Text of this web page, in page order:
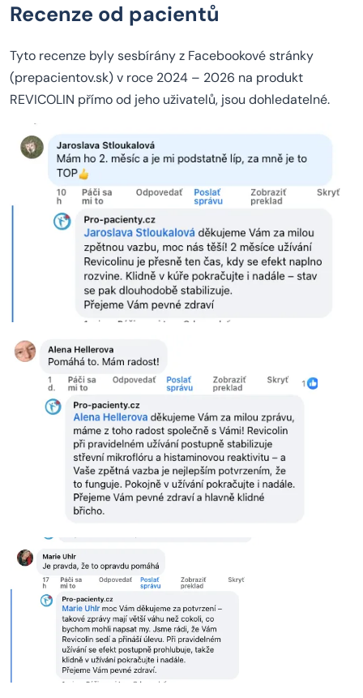
Recenze od pacientů
Tyto recenze byly sesbírány z Facebookové stránky
(prepacientov.sk) v roce 2024 – 2026 na produkt
REVICOLIN přímo od jeho uživatelů, jsou dohledatelné.